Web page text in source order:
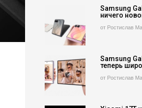
Samsung
ничего
от Ростислав
Samsung
теперь
от Ростислав